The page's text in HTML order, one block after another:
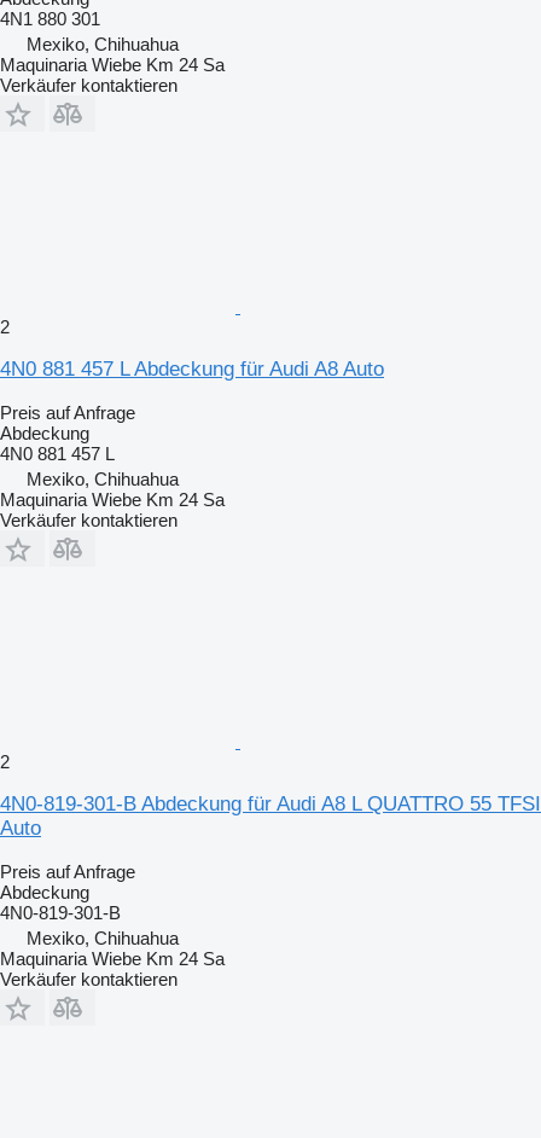
4N1 880 301
Mexiko, Chihuahua
Maquinaria Wiebe Km 24 Sa
Verkäufer kontaktieren
2
4N0 881 457 L Abdeckung für Audi A8 Auto
Preis auf Anfrage
Abdeckung
4N0 881 457 L
Mexiko, Chihuahua
Maquinaria Wiebe Km 24 Sa
Verkäufer kontaktieren
2
4N0-819-301-B Abdeckung für Audi A8 L QUATTRO 55 TFSI
Auto
Preis auf Anfrage
Abdeckung
4N0-819-301-B
Mexiko, Chihuahua
Maquinaria Wiebe Km 24 Sa
Verkäufer kontaktieren